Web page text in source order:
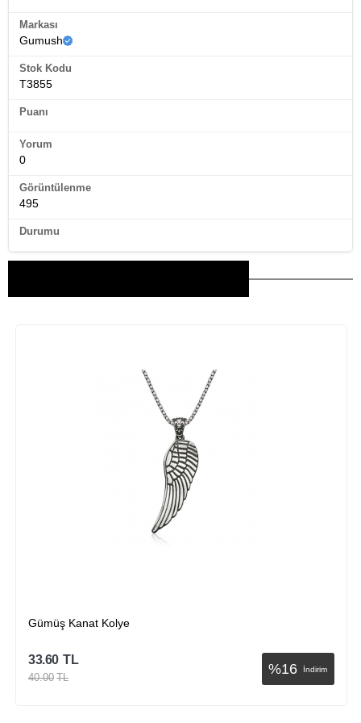
Markası
Gumush
Stok Kodu
T3855
Puanı
Yorum
0
Görüntülenme
495
Durumu
​Gümüş Kanat Kolye
%16 İndirim
33.60 TL
40.00 TL